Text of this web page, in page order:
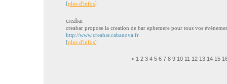
[plus d'infos]
creabar
creabar propose la creation de bar ephemere pour tous vos
http://www.creabar.cabanova.fr
[plus d'infos]
< 1 2 3 4 5 6 7 8 9 10 11 12 13 14 15